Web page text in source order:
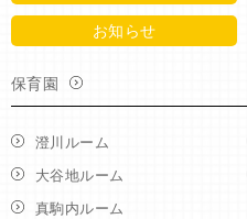
お知らせ
保育園
澄川ルーム
大谷地ルーム
真駒内ルーム